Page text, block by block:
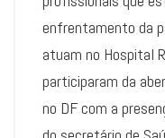
enfrentamento da
atuam no Hospital
participaram da
no DF com a